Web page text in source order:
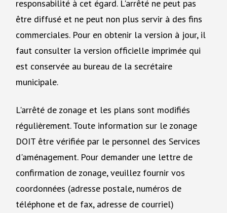
responsabilité à cet égard. L'arrêté ne peut pas
être diffusé et ne peut non plus servir à des fins
commerciales. Pour en obtenir la version à jour, il
faut consulter la version officielle imprimée qui
est conservée au bureau de la secrétaire
municipale.
L'arrêté de zonage et les plans sont modifiés
régulièrement. Toute information sur le zonage
DOIT être vérifiée par le personnel des Services
d'aménagement. Pour demander une lettre de
confirmation de zonage, veuillez fournir vos
coordonnées (adresse postale, numéros de
téléphone et de fax, adresse de courriel)